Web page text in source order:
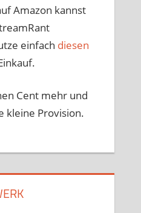
Amazon kannst
einfach diesen
Cent mehr und
kleine Provision.